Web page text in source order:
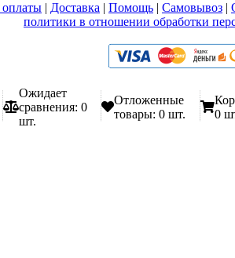
| Доставка | Помощь | Самовывоз |
политики в отношении обработки
Ожидает
сравнения: 0
шт.
Отложенные
товары: 0 шт.
0